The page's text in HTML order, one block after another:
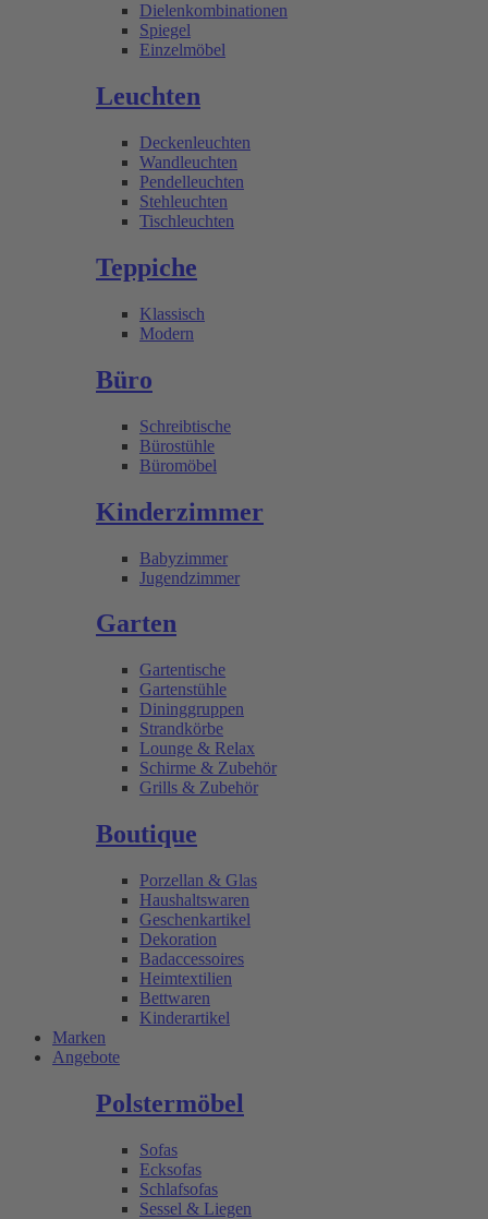
Dielenkombinationen
Spiegel
Einzelmöbel
Leuchten
Deckenleuchten
Wandleuchten
Pendelleuchten
Stehleuchten
Tischleuchten
Teppiche
Klassisch
Modern
Büro
Schreibtische
Bürostühle
Büromöbel
Kinderzimmer
Babyzimmer
Jugendzimmer
Garten
Gartentische
Gartenstühle
Dininggruppen
Strandkörbe
Lounge & Relax
Schirme & Zubehör
Grills & Zubehör
Boutique
Porzellan & Glas
Haushaltswaren
Geschenkartikel
Dekoration
Badaccessoires
Heimtextilien
Bettwaren
Kinderartikel
Marken
Angebote
Polstermöbel
Sofas
Ecksofas
Schlafsofas
Sessel & Liegen